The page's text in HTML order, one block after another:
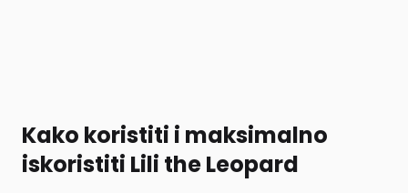
Kako koristiti i maksimalno
iskoristiti Lili the Leopard